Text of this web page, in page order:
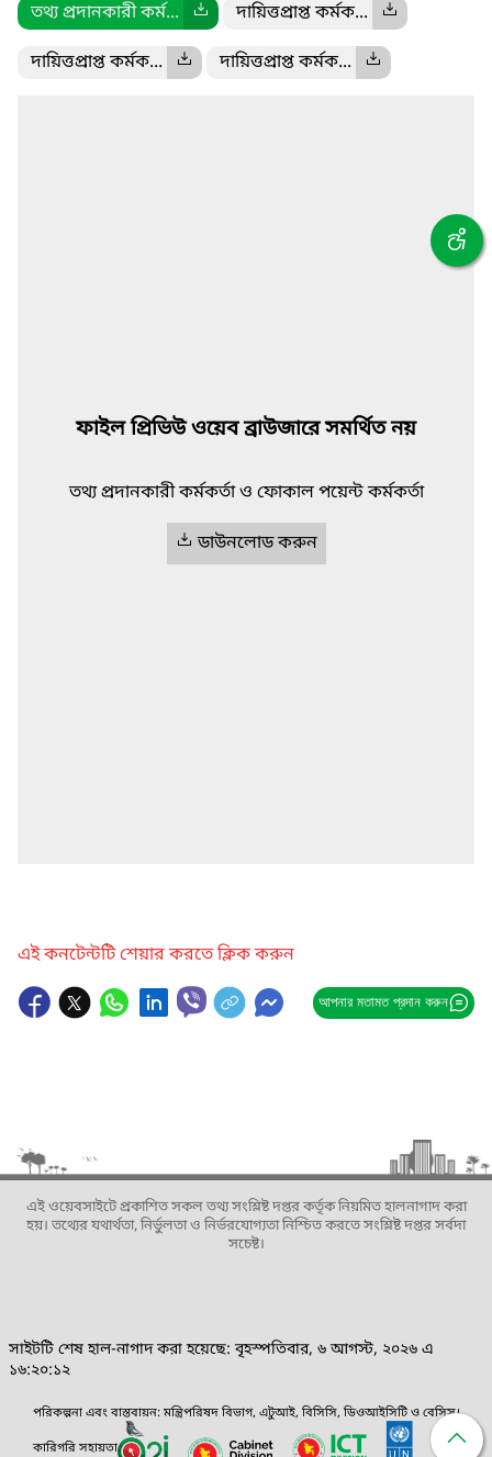
তথ্য প্রদানকারী কর্ম... দায়িত্তপ্রাপ্ত কর্মক...
দায়িত্তপ্রাপ্ত কর্মক... দায়িত্তপ্রাপ্ত কর্মক...
ফাইল প্রিভিউ ওয়েব ব্রাউজারে সমর্থিত নয়
তথ্য প্রদানকারী কর্মকর্তা ও ফোকাল পয়েন্ট কর্মকর্তা
ডাউনলোড করুন
এই কনটেন্টটি শেয়ার করতে ক্লিক করুন
আপনার মতামত প্রদান করুন
এই ওয়েবসাইটে প্রকাশিত সকল তথ্য সংশ্লিষ্ট দপ্তর কর্তৃক নিয়মিত হালনাগাদ করা
হয়। তথ্যের যথার্থতা, নির্ভুলতা ও নির্ভরযোগ্যতা নিশ্চিত করতে সংশ্লিষ্ট দপ্তর সর্বদা
সচেষ্ট।
সাইটটি শেষ হাল-নাগাদ করা হয়েছে: বৃহস্পতিবার, ৬ আগস্ট, ২০২৬ এ
১৬:২০:১২
পরিকল্পনা এবং বাস্তবায়ন: মন্ত্রিপরিষদ বিভাগ, এটুআই, বিসিসি, ডিওআইসিটি ও বেসিস।
কারিগরি সহায়তা